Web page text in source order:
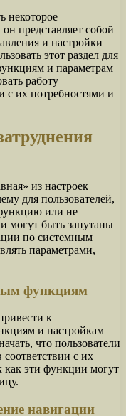
некоторое
представляет собой
и настройки
этот раздел для
и параметрам
работу
с их потребностями и
из настроек
для пользователей,
или не
могут быть запутаны
по системным
параметрами,
функциям
к
и настройкам
что пользователи
соответствии с их
как эти функции могут
навигации